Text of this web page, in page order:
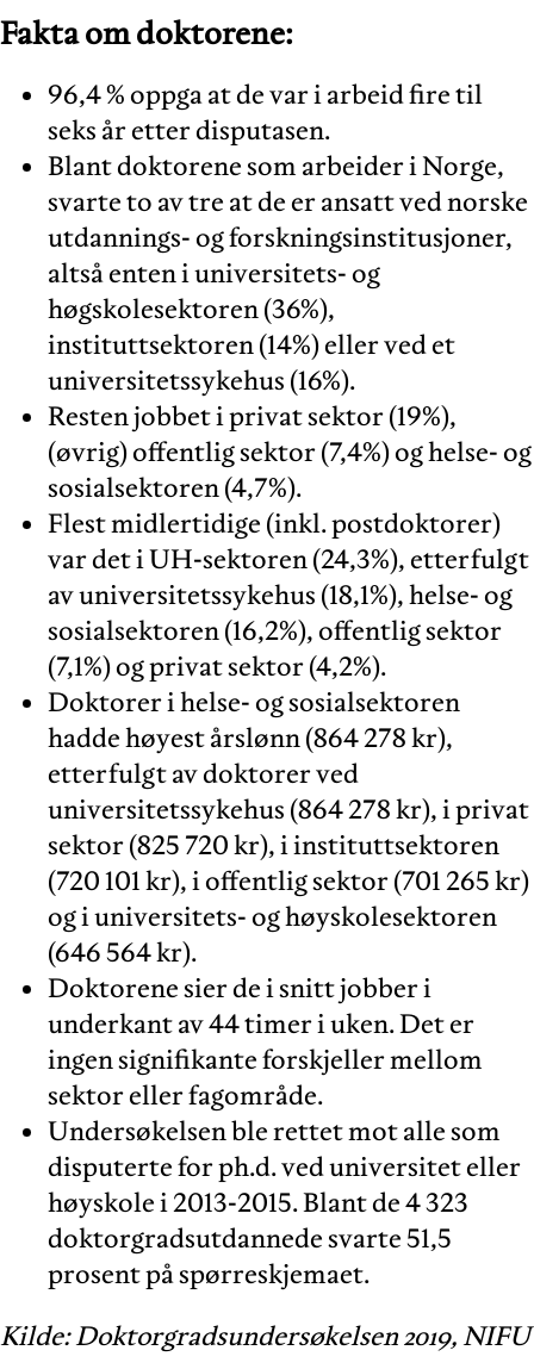
Fakta om doktorene:
96,4 % oppga at de var i arbeid fire til
seks år etter disputasen.
Blant doktorene som arbeider i Norge,
svarte to av tre at de er ansatt ved norske
utdannings- og forskningsinstitusjoner,
altså enten i universitets- og
høgskolesektoren (36%),
instituttsektoren (14%) eller ved et
universitetssykehus (16%).
Resten jobbet i privat sektor (19%),
(øvrig) offentlig sektor (7,4%) og helse- og
sosialsektoren (4,7%).
Flest midlertidige (inkl. postdoktorer)
var det i UH-sektoren (24,3%), etterfulgt
av universitetssykehus (18,1%), helse- og
sosialsektoren (16,2%), offentlig sektor
(7,1%) og privat sektor (4,2%).
Doktorer i helse- og sosialsektoren
hadde høyest årslønn (864 278 kr),
etterfulgt av doktorer ved
universitetssykehus (864 278 kr), i privat
sektor (825 720 kr), i instituttsektoren
(720 101 kr), i offentlig sektor (701 265 kr)
og i universitets- og høyskolesektoren
(646 564 kr).
Doktorene sier de i snitt jobber i
underkant av 44 timer i uken. Det er
ingen signifikante forskjeller mellom
sektor eller fagområde.
Undersøkelsen ble rettet mot alle som
disputerte for ph.d. ved universitet eller
høyskole i 2013-2015. Blant de 4 323
doktorgradsutdannede svarte 51,5
prosent på spørreskjemaet.
Kilde: Doktorgradsundersøkelsen 2019, NIFU